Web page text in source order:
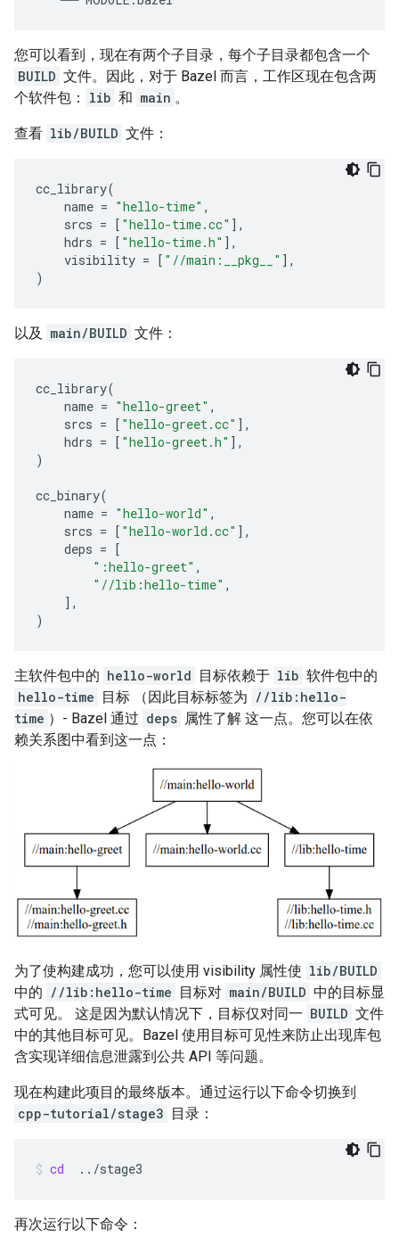
您可以看到，现在有两个子目录，每个子目录都包含一个
BUILD 文件。因此，对于 Bazel 而言，工作区现在包含两
个软件包：
lib 和 main 。
查看 lib/BUILD 文件：
cc_library(
name = "hello-time" ,
srcs = [ "hello-time.cc" ],
hdrs = [ "hello-time.h" ],
visibility = [ "//main:__pkg__" ],
)
以及 main/BUILD 文件：
cc_library(
name = "hello-greet" ,
srcs = [ "hello-greet.cc" ],
hdrs = [ "hello-greet.h" ],
)
cc_binary(
name = "hello-world" ,
srcs = [ "hello-world.cc" ],
deps = [
":hello-greet" ,
"//lib:hello-time" ,
],
)
主软件包中的 hello-world 目标依赖于 lib 软件包中的
hello-time 目标 （因此目标标签为 //lib:hello-
time ）- Bazel 通过 deps 属性了解 这一点。您可以在依
赖关系图中看到这一点：
为了使构建成功，您可以使用 visibility 属性使 lib/BUILD
中的 //lib:hello-time 目标对 main/BUILD 中的目标显
式可见。 这是因为默认情况下，目标仅对同一 BUILD 文件
中的其他目标可见。Bazel 使用目标可见性来防止出现库包
含实现详细信息泄露到公共 API 等问题。
现在构建此项目的最终版本。通过运行以下命令切换到
cpp-tutorial/stage3 目录：
cd ../stage3
再次运行以下命令：